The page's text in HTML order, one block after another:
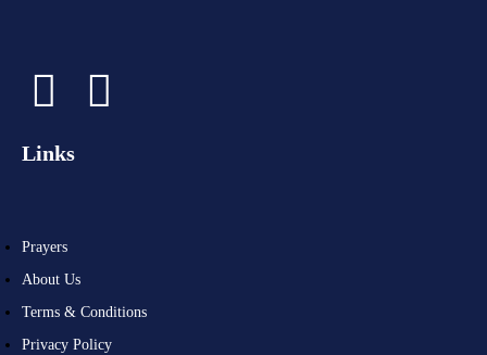
Links
Prayers
About Us
Terms & Conditions
Privacy Policy